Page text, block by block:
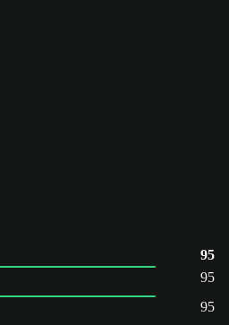
95
95
95